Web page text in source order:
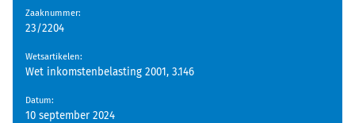
Zaaknummer:
23/2204
Wetsartikelen:
Wet inkomstenbelasting 2001, 3.146
Datum:
10 september 2024